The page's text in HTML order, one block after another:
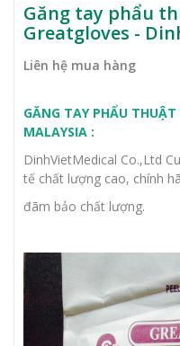
Găng tay phẩu
Greatgloves -
Liên hệ mua hàng
GĂNG TAY PHẨU
MALAYSIA :
DinhVietMedical Co.,Ltd
tế chất lượng cao, chính
đãm bảo chất lượng.